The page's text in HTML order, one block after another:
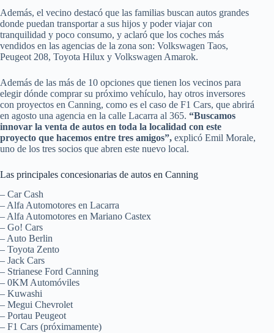
Además, el vecino destacó que las familias buscan autos grandes
donde puedan transportar a sus hijos y poder viajar con
tranquilidad y poco consumo, y aclaró que los coches más
vendidos en las agencias de la zona son: Volkswagen Taos,
Peugeot 208, Toyota Hilux y Volkswagen Amarok.
Además de las más de 10 opciones que tienen los vecinos para
elegir dónde comprar su próximo vehículo, hay otros inversores
con proyectos en Canning, como es el caso de F1 Cars, que abrirá
en agosto una agencia en la calle Lacarra al 365. “Buscamos
innovar la venta de autos en toda la localidad con este
proyecto que hacemos entre tres amigos”, explicó Emil Morale,
uno de los tres socios que abren este nuevo local.
Las principales concesionarias de autos en Canning
– Car Cash
– Alfa Automotores en Lacarra
– Alfa Automotores en Mariano Castex
– Go! Cars
– Auto Berlin
– Toyota Zento
– Jack Cars
– Strianese Ford Canning
– 0KM Automóviles
– Kuwashi
– Megui Chevrolet
– Portau Peugeot
– F1 Cars (próximamente)